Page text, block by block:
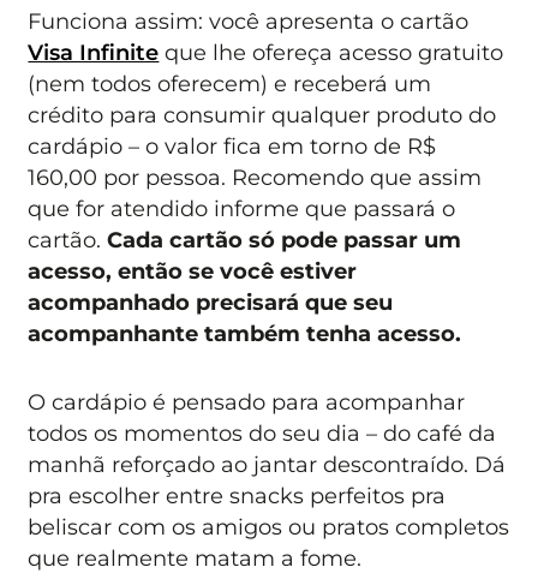
Funciona assim: você apresenta o cartão
Visa Infinite que lhe ofereça acesso gratuito
(nem todos oferecem) e receberá um
crédito para consumir qualquer produto do
cardápio – o valor fica em torno de R$
160,00 por pessoa. Recomendo que assim
que for atendido informe que passará o
cartão.Cada cartão só pode passar um
acesso, então se você estiver
acompanhado precisará que seu
acompanhante também tenha acesso.
O cardápio é pensado para acompanhar
todos os momentos do seu dia – do café da
manhã reforçado ao jantar descontraído. Dá
pra escolher entre snacks perfeitos pra
beliscar com os amigos ou pratos completos
que realmente matam a fome.